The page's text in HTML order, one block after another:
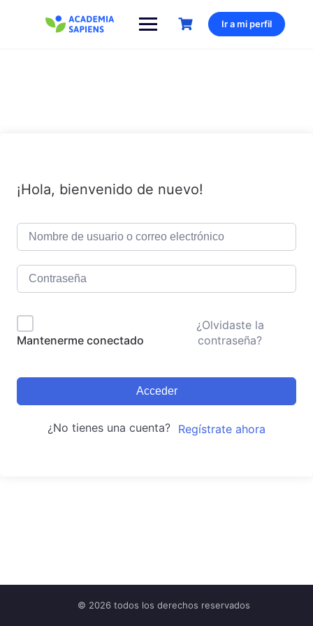
Ir a mi perfil
¡Hola, bienvenido de nuevo!
Mantenerme conectado
¿Olvidaste la
contraseña?
Acceder
¿No tienes una cuenta? Regístrate ahora
© 2026 todos los derechos reservados